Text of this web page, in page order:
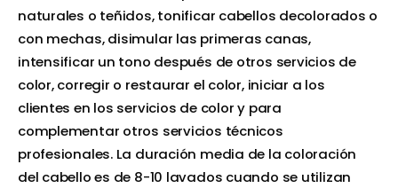
naturales o teñidos, tonificar cabellos decolorados o
con mechas, disimular las primeras canas,
intensificar un tono después de otros servicios de
color, corregir o restaurar el color, iniciar a los
clientes en los servicios de color y para
complementar otros servicios técnicos
profesionales. La duración media de la coloración
del cabello es de 8-10 lavados cuando se utilizan